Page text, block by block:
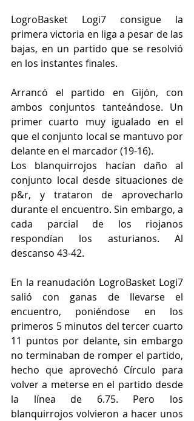
LogroBasket Logi7 consigue la
primera victoria en liga a pesar de las
bajas, en un partido que se resolvió
en los instantes finales.
Arrancó el partido en Gijón, con
ambos conjuntos tanteándose. Un
primer cuarto muy igualado en el
que el conjunto local se mantuvo por
delante en el marcador (19-16).
Los blanquirrojos hacían daño al
conjunto local desde situaciones de
p&r, y trataron de aprovecharlo
durante el encuentro. Sin embargo, a
cada parcial de los riojanos
respondían los asturianos. Al
descanso 43-42.
En la reanudación LogroBasket Logi7
salió con ganas de llevarse el
encuentro, poniéndose en los
primeros 5 minutos del tercer cuarto
11 puntos por delante, sin embargo
no terminaban de romper el partido,
hecho que aprovechó Círculo para
volver a meterse en el partido desde
la línea de 6.75. Pero los
blanquirrojos volvieron a hacer unos